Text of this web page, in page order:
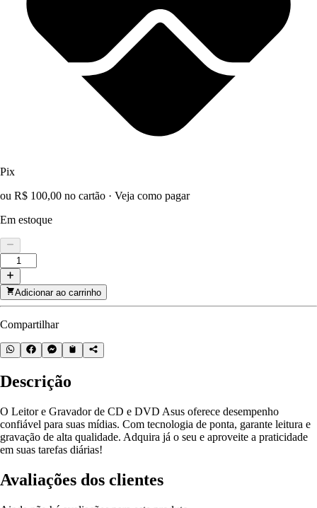
Pix
ou R$ 100,00 no cartão · Veja como pagar
Em estoque
Adicionar ao carrinho
Compartilhar
Descrição
O Leitor e Gravador de CD e DVD Asus oferece desempenho
confiável para suas mídias. Com tecnologia de ponta, garante leitura e
gravação de alta qualidade. Adquira já o seu e aproveite a praticidade
em suas tarefas diárias!
Avaliações dos clientes